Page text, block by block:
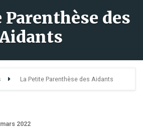
Parenthèse des
La Petite Parenthèse des Aidants
2022